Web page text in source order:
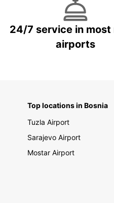
24/7 service in most
airports
Top locations in Bosnia
Tuzla Airport
Sarajevo Airport
Mostar Airport